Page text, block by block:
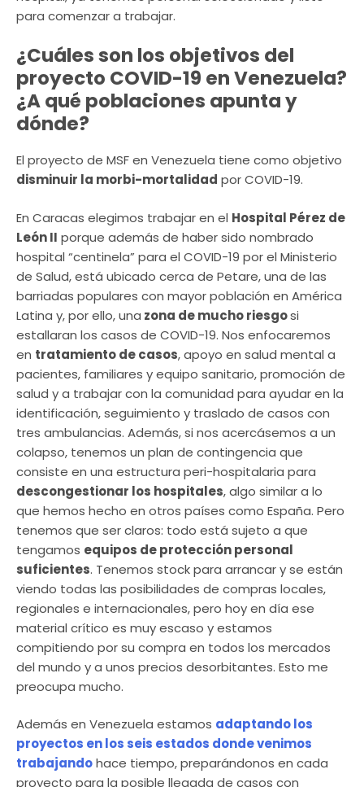
para comenzar a trabajar.
¿Cuáles son los objetivos del
proyecto COVID-19 en Venezuela?
¿A qué poblaciones apunta y
dónde?
El proyecto de MSF en Venezuela tiene como objetivo
disminuir la morbi-mortalidad por COVID-19.
En Caracas elegimos trabajar en el Hospital Pérez de
León II porque además de haber sido nombrado
hospital “centinela” para el COVID-19 por el Ministerio
de Salud, está ubicado cerca de Petare, una de las
barriadas populares con mayor población en América
Latina y, por ello, una zona de mucho riesgosi
estallaran los casos de COVID-19. Nos enfocaremos
en tratamiento de casos, apoyo en salud mental a
pacientes, familiares y equipo sanitario, promoción de
salud y a trabajar con la comunidad para ayudar en la
identificación, seguimiento y traslado de casos con
tres ambulancias. Además, si nos acercásemos a un
colapso, tenemos un plan de contingencia que
consiste en una estructura peri-hospitalaria para
descongestionar los hospitales, algo similar a lo
que hemos hecho en otros países como España. Pero
tenemos que ser claros: todo está sujeto a que
tengamos equipos de protección personal
suficientes. Tenemos stock para arrancar y se están
viendo todas las posibilidades de compras locales,
regionales e internacionales, pero hoy en día ese
material crítico es muy escaso y estamos
compitiendo por su compra en todos los mercados
del mundo y a unos precios desorbitantes. Esto me
preocupa mucho.
Además en Venezuela estamos adaptando los
proyectos en los seis estados donde venimos
trabajandohace tiempo, preparándonos en cada
proyecto para la posible llegada de casos con